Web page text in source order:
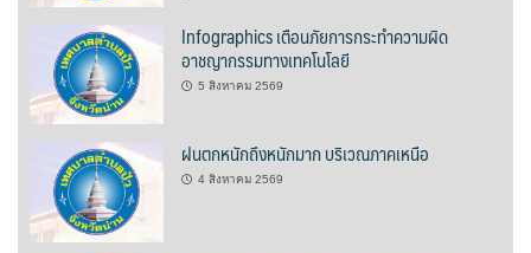
นาเหล่า เก๊าสลี โฮมสเตย์
นาไผ่ปัววิว
บวกบัววิวรีสอร์ท
บ้านกังหัน @ ปัวคอทเทจ
บ้านต้นคูณ
Infographics เตือนภัยการกระทำความผิด
อาชญากรรมทางเทคโนโลยี
5 สิงหาคม 2569
ฝนตกหนักถึงหนักมาก บริเวณภาคเหนือ
4 สิงหาคม 2569